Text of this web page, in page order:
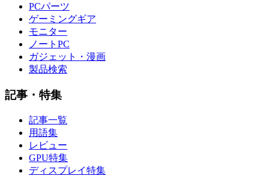
PCパーツ
ゲーミングギア
モニター
ノートPC
ガジェット・漫画
製品検索
記事・特集
記事一覧
用語集
レビュー
GPU特集
ディスプレイ特集